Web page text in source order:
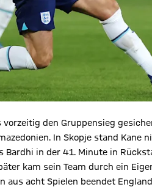
den Gruppensieg
In Skopje stand Kane
in der 41. Minute in
kam sein Team durch ein
acht Spielen beendet